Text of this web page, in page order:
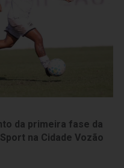
da primeira fase da
na Cidade Vozão